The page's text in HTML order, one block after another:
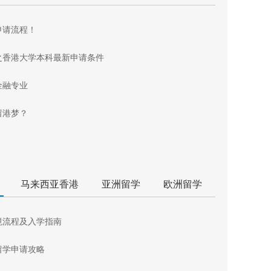
流程！
港大学本科最新申请条件
融专业
梦？
马来西亚香港 亚洲留学 欧洲留学
程及入学指南
申请攻略